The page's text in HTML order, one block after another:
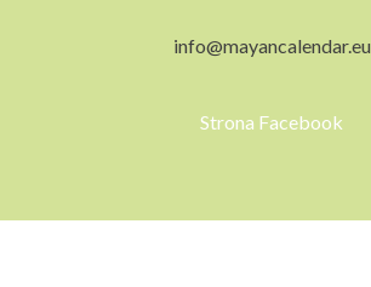
info@mayancalendar.eu
Strona Facebook